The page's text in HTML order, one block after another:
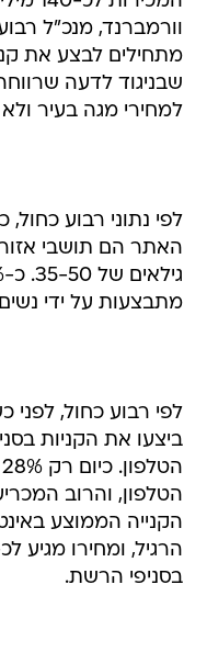
וורמברנד, מנכ"ל
מתחילים לבצע את
שבניגוד לדעה
למחירי מגה בעיר ולא
האתר הם תושבי
מתבצעות על ידי
ביצעו את הקניות
הטלפון, והרוב
הקנייה הממוצע
בסניפי הרשת.